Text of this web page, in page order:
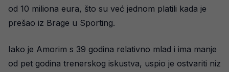
od 10 miliona eura, što su već jednom platili kada je
prešao iz Brage u Sporting.
Iako je Amorim s 39 godina relativno mlad i ima manje
od pet godina trenerskog iskustva, uspio je ostvariti niz